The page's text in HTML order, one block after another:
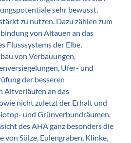
sehr bewusst,
zu nutzen. Dazu zählen zum
von Altauen an das
Flusssystems der Elbe,
von Verbauungen,
Ufer- und
der besseren
Altverläufen an das
nicht zuletzt der Erhalt und
und Grünverbundräumen.
des AHA ganz besonders die
von Sülze, Eulengraben, Klinke,